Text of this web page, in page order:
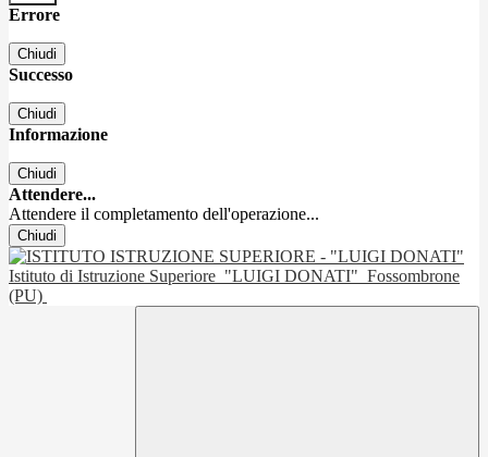
Errore
Chiudi
Successo
Chiudi
Informazione
Chiudi
Attendere...
Attendere il completamento dell'operazione...
Chiudi
Istituto di Istruzione Superiore "LUIGI DONATI" Fossombrone
(PU)